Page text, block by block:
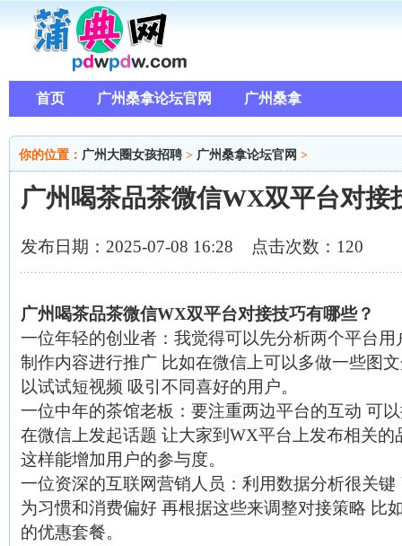
首页 广州桑拿论坛官网 广州桑拿
你的位置： 广州大圈女孩招聘 > 广州桑拿论坛官网 >
广州喝茶品茶微信WX双平台对接
发布日期：2025-07-08 16:28 点击次数：120
广州喝茶品茶微信WX双平台对接技巧有哪些？
一位年轻的创业者 ：我觉得可以先分析两个平台
制作内容进行推广 比如在微信上可以多做一些图
以试试短视频 吸引不同喜好的用户。
一位中年的茶馆老板 ：要注重两边平台的互动 可
在微信上发起话题 让大家到WX平台上发布相关的
这样能增加用户的参与度。
一位资深的互联网营销人员 ：利用数据分析很关
为习惯和消费偏好 再根据这些来调整对接策略 比
的优惠套餐。